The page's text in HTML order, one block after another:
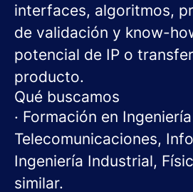
interfaces, algoritmos,
de validación y know-
potencial de IP o
producto.
Qué buscamos
· Formación en
Telecomunicaciones,
Ingeniería Industrial,
similar.